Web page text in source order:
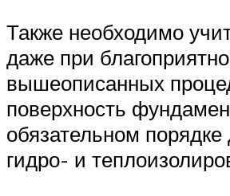
Также необходимо
даже при
вышеописанных
поверхность
обязательном
гидро- и